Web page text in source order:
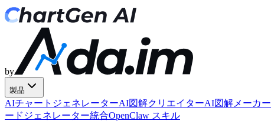
by
製品
AIチャートジェネレーターAI図解クリエイターAI図解メーカー
ードジェネレーター統合OpenClaw スキル